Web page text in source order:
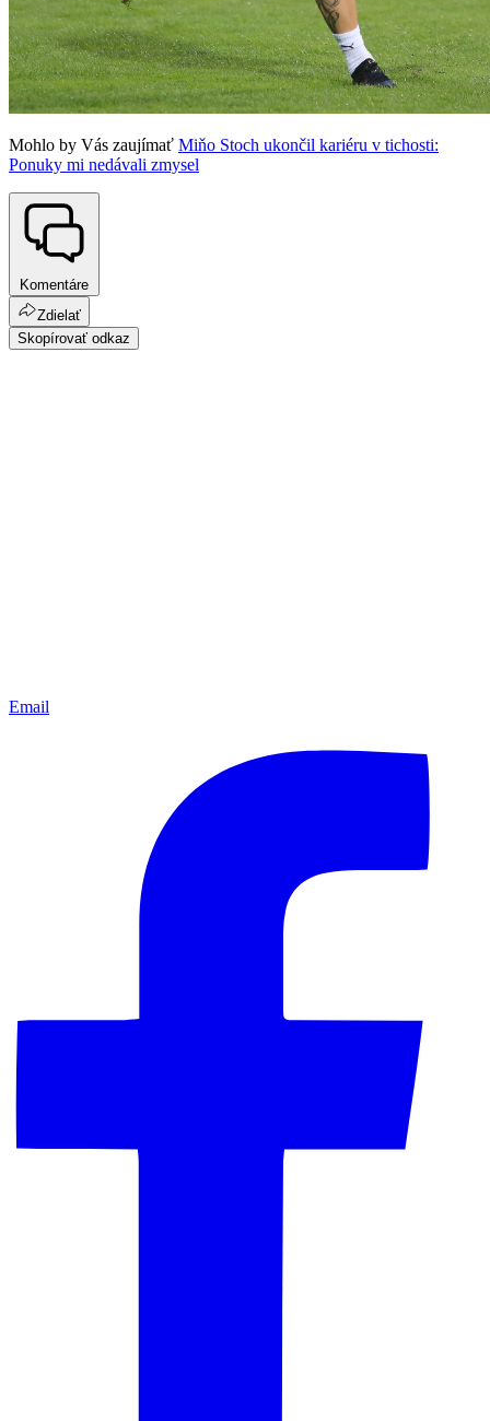
Mohlo by Vás zaujímať Miňo Stoch ukončil kariéru v tichosti:
Ponuky mi nedávali zmysel
Komentáre
Zdielať
Skopírovať odkaz
Email